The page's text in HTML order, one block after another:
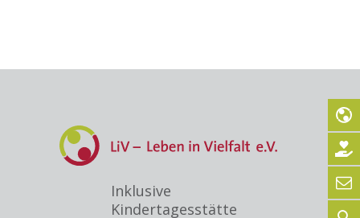
Inklusive
Kindertagesstätte